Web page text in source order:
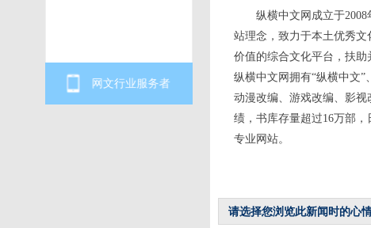
网文行业服务者
纵横中文网成立于
站理念，致力于本土优秀
价值的综合文化平台，扶助
纵横中文网拥有“纵横中文”
动漫改编、游戏改编、影
绩，书库存量超过16万部
专业网站。
请选择您浏览此新闻时的心